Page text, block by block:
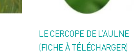
LE CERCOPE DE L’AULNE
(FICHE À TÉLÉCHARGER)